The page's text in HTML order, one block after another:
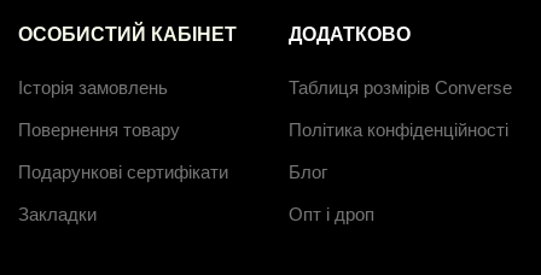
ОСОБИСТИЙ КАБІНЕТ
Історія замовлень
Повернення товару
Подарункові сертифікати
Закладки
ДОДАТКОВО
Таблиця розмірів Converse
Політика конфіденційності
Блог
Опт і дроп